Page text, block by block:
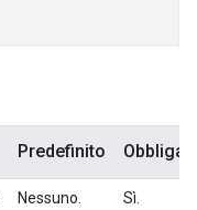
Predefinito
Nessuno. Sì.